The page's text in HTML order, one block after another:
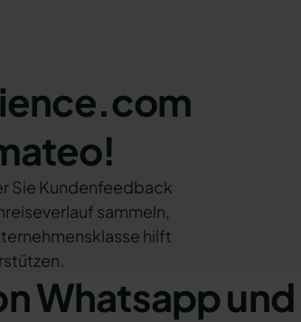
Sie Kundenfeedback
sammeln,
hilft
Whatsapp